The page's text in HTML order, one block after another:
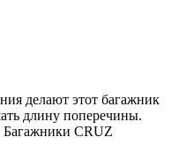
делают этот багажник
длину поперечины.
Багажники CRUZ